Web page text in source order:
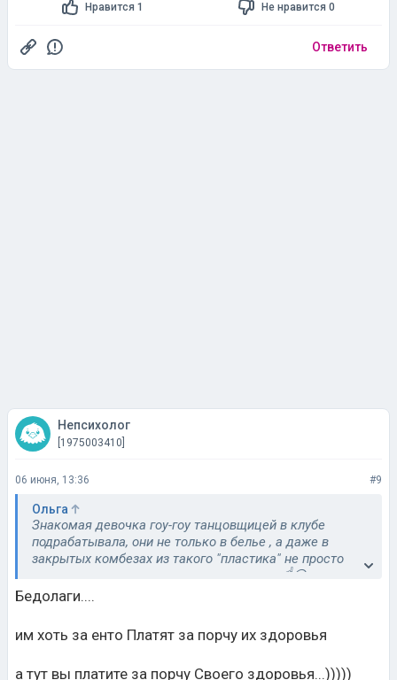
Нравится 1 Не нравится 0
Ответить
Непсихолог
[1975003410]
06 июня, 13:36 #9
Ольга
Знакомая девочка гоу-гоу танцовщицей в клубе
подрабатывала, они не только в белье , а даже в
закрытых комбезах из такого "пластика" не просто
ходили, а танцевали по несколько часов ☝️😌
Бедолаги....
им хоть за енто Платят за порчу их здоровья
а тут вы платите за порчу Своего здоровья...)))))